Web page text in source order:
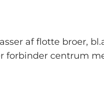
af flotte broer,
forbinder centrum